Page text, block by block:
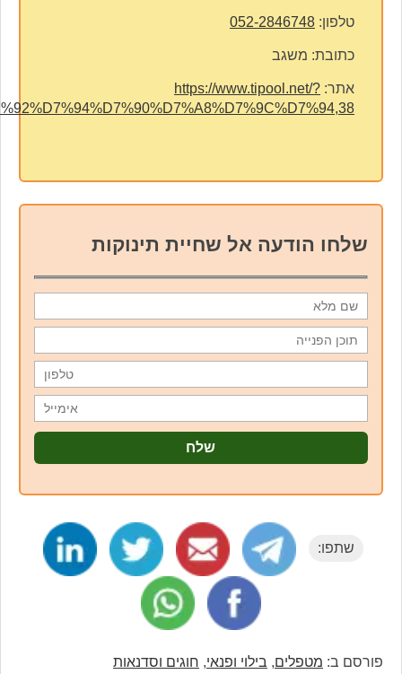
טלפון:052-2846748
כתובת:משגב
אתר:https://www.tipool.net/?
%D7%92%D7%94%D7%90%D7%A8%D7%9C%D7%94,38
שלחו הודעה אל שחיית תינוקות
שתפו:
ב:מטפלים,בילוי ופנאי ,חוגים וסדנאות